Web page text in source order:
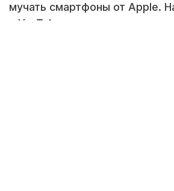
мучать смартфоны от Apple.
в YouTube пользователь